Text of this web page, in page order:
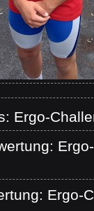
Ergo-
Ergo-